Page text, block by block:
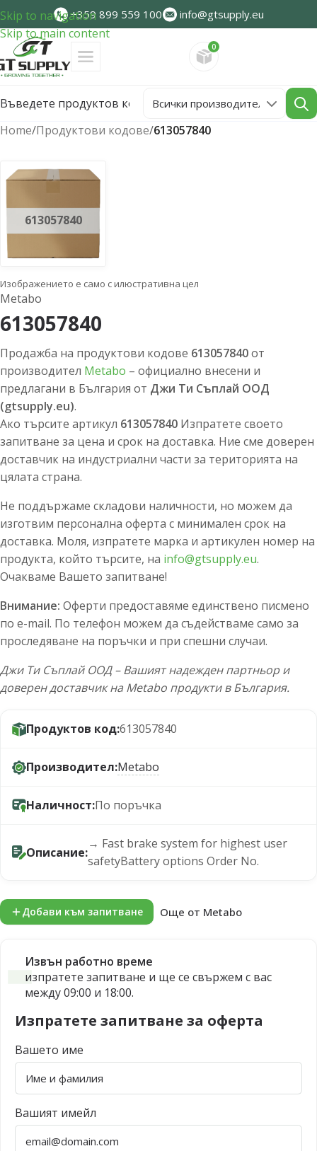
Skip to navigation
Skip to main content
+359 899 559 100 info@gtsupply.eu
0
Home/Продуктови кодове/613057840
613057840
Изображението е само с илюстративна цел
Metabo
613057840
Продажба на продуктови кодове 613057840от
производител Metabo – официално внесени и
предлагани в България от Джи Ти Съплай ООД
(gtsupply.eu).
Ако търсите артикул 613057840 Изпратете своето
запитване за цена и срок на доставка. Ние сме доверен
доставчик на индустриални части за територията на
цялата страна.
Не поддържаме складови наличности, но можем да
изготвим персонална оферта с минимален срок на
доставка. Моля, изпратете марка и артикулен номер на
продукта, който търсите, на info@gtsupply.eu.
Очакваме Вашето запитване!
Внимание: Оферти предоставяме единствено писмено
по e-mail. По телефон можем да съдействаме само за
проследяване на поръчки и при спешни случаи.
Джи Ти Съплай ООД – Вашият надежден партньор и
доверен доставчик на Metabo продукти в България.
Продуктов код:613057840
Производител:Metabo
Наличност:По поръчка
Описание:
→ Fast brake system for highest user
safetyBattery options Order No.
Добави към запитване Още от Metabo
Извън работно време
изпратете запитване и ще се свържем с вас
между 09:00 и 18:00.
Изпратете запитване за оферта
Вашето име
Вашият имейл